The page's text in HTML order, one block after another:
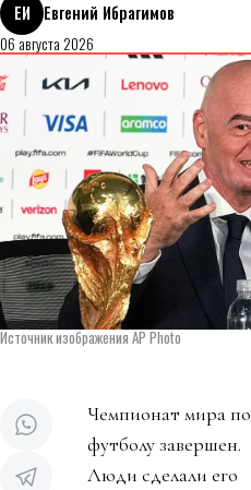
ЕИ
Евгений Ибрагимов
06 августа 2026
Источник изображения AP Photo
Чемпионат мира по
футболу завершен.
Люди сделали его